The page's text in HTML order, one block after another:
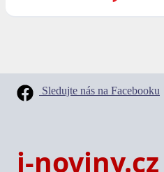
Sledujte nás na Facebooku
i-noviny.cz